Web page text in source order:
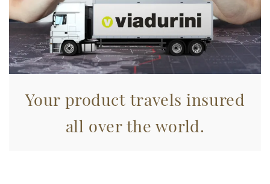
informazioni sul modo in cui utilizza il nostro sito con i
nostri partner che si occupano di analisi dei dati web,
pubblicità e social media, i quali potrebbero combinarle
con altre informazioni che ha fornito loro o che hanno
raccolto dal suo utilizzo dei loro servizi.
Your product travels insured
all over the world.